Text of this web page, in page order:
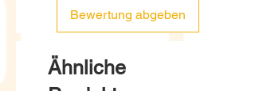
Bewertung abgeben
Ähnliche